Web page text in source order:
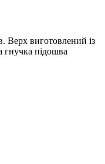
Верх виготовлений із
гнучка підошва